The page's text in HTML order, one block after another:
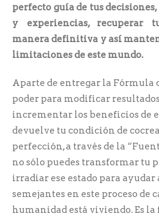
perfecto guía de tus
y experiencias, recuperar
manera definitiva y así
limitaciones de este mundo.
Aparte de entregar la Fórmula
poder para modificar
incrementar los beneficios de
devuelve tu condición de
perfección, a través de la
no sólo puedes transformar tu
irradiar ese estado para ayudar
semejantes en este proceso de
humanidad está viviendo. Es